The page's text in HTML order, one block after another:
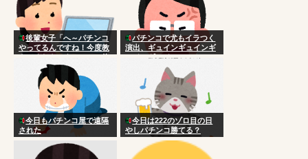
後輩女子「へ～パチンコ
やってるんですね！今度教
えてくださいよ～ｗ」 俺
「あははｗまぁコツとかな
いけど台選びかなやっぱ
パチンコで尤もイラつく
演出、ギュインギュインギ
ュインギュイン…スカッ！
今日もパチンコ屋で遠隔
された
今日は222のゾロ目の日
やしパチンコ勝てる？